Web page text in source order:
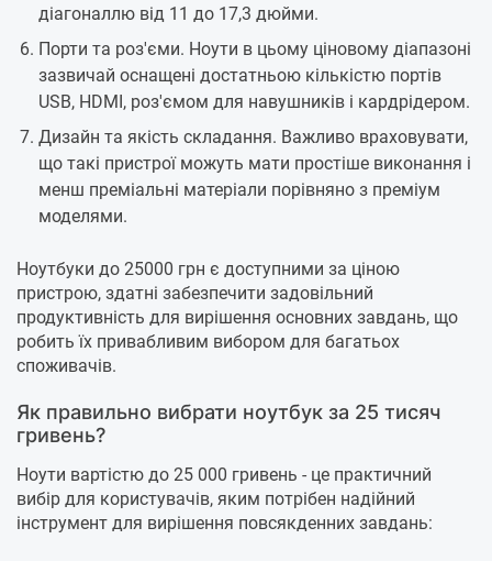
діагоналлю від 11 до 17,3 дюйми.
Порти та роз'єми. Ноути в цьому ціновому діапазоні
зазвичай оснащені достатньою кількістю портів
USB, HDMI, роз'ємом для навушників і кардрідером.
Дизайн та якість складання. Важливо враховувати,
що такі пристрої можуть мати простіше виконання і
менш преміальні матеріали порівняно з преміум
моделями.
Ноутбуки до 25000 грн є доступними за ціною
пристрою, здатні забезпечити задовільний
продуктивність для вирішення основних завдань, що
робить їх привабливим вибором для багатьох
споживачів.
Як правильно вибрати ноутбук за 25 тисяч
гривень?
Ноути вартістю до 25 000 гривень - це практичний
вибір для користувачів, яким потрібен надійний
інструмент для вирішення повсякденних завдань: